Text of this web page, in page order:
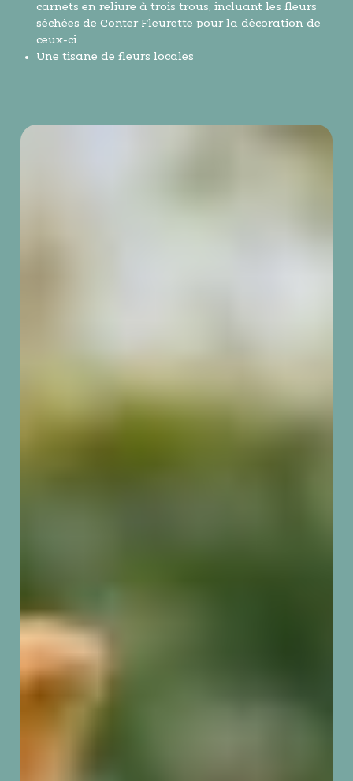
carnets en reliure à trois trous, incluant les fleurs
séchées de Conter Fleurette pour la décoration de
ceux-ci.
Une tisane de fleurs locales